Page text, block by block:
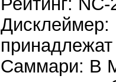
Дисклеймер:
Саммари: В